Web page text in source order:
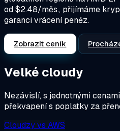
od $2.48/měs., přijímáme
garanci vrácení peněz.
Zobrazit ceník
Velké cloudy
Nezávislí, s jednotnými
překvapení s poplatky za
Cloudzyvs AWS